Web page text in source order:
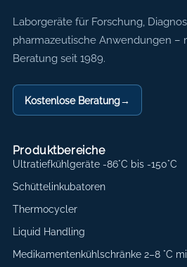
Axon Labortechnik
Laborgeräte für Forschung,
pharmazeutische Anwendungen –
Beratung seit 1989.
Kostenlose Beratung→
Produktbereiche
Ultratiefkühlgeräte -86°C bis -150°C
Schüttelinkubatoren
Thermocycler
Liquid Handling
Medikamentenkühlschränke 2–8 °C